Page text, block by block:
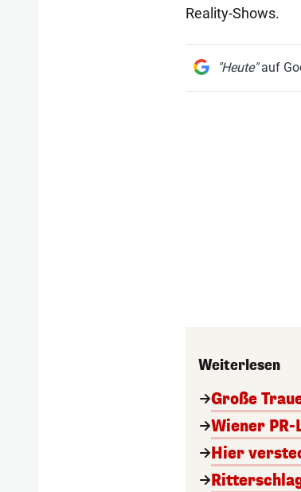
Reality-Shows.
"Heute"auf
Weiterlesen
Große
Wiener
Hier